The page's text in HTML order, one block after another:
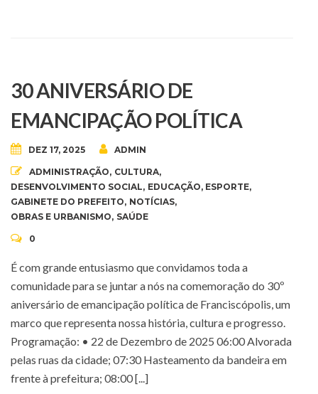
30 ANIVERSÁRIO DE
EMANCIPAÇÃO POLÍTICA
DEZ 17, 2025 ADMIN
ADMINISTRAÇÃO, CULTURA,
DESENVOLVIMENTO SOCIAL, EDUCAÇÃO, ESPORTE,
GABINETE DO PREFEITO, NOTÍCIAS,
OBRAS E URBANISMO, SAÚDE
0
É com grande entusiasmo que convidamos toda a
comunidade para se juntar a nós na comemoração do 30º
aniversário de emancipação política de Franciscópolis, um
marco que representa nossa história, cultura e progresso.
Programação: • 22 de Dezembro de 2025 06:00 Alvorada
pelas ruas da cidade; 07:30 Hasteamento da bandeira em
frente à prefeitura; 08:00 [...]